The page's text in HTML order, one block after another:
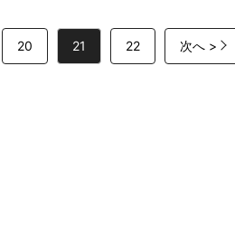
20 21 22 次へ >